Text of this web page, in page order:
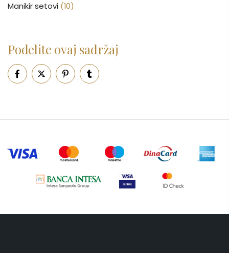
Manikir setovi (10)
Nega lica (88)
Nega tela (93)
Neseseri (15)
Ogledalo (6)
Pepe Jeans Ranac
Putni program (49)
Šminka (187)
Podelite ovaj sadržaj